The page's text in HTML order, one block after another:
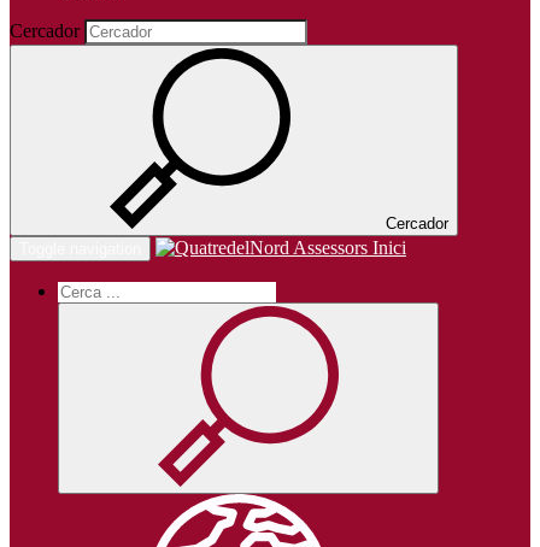
Cercador
Cercador
Inici